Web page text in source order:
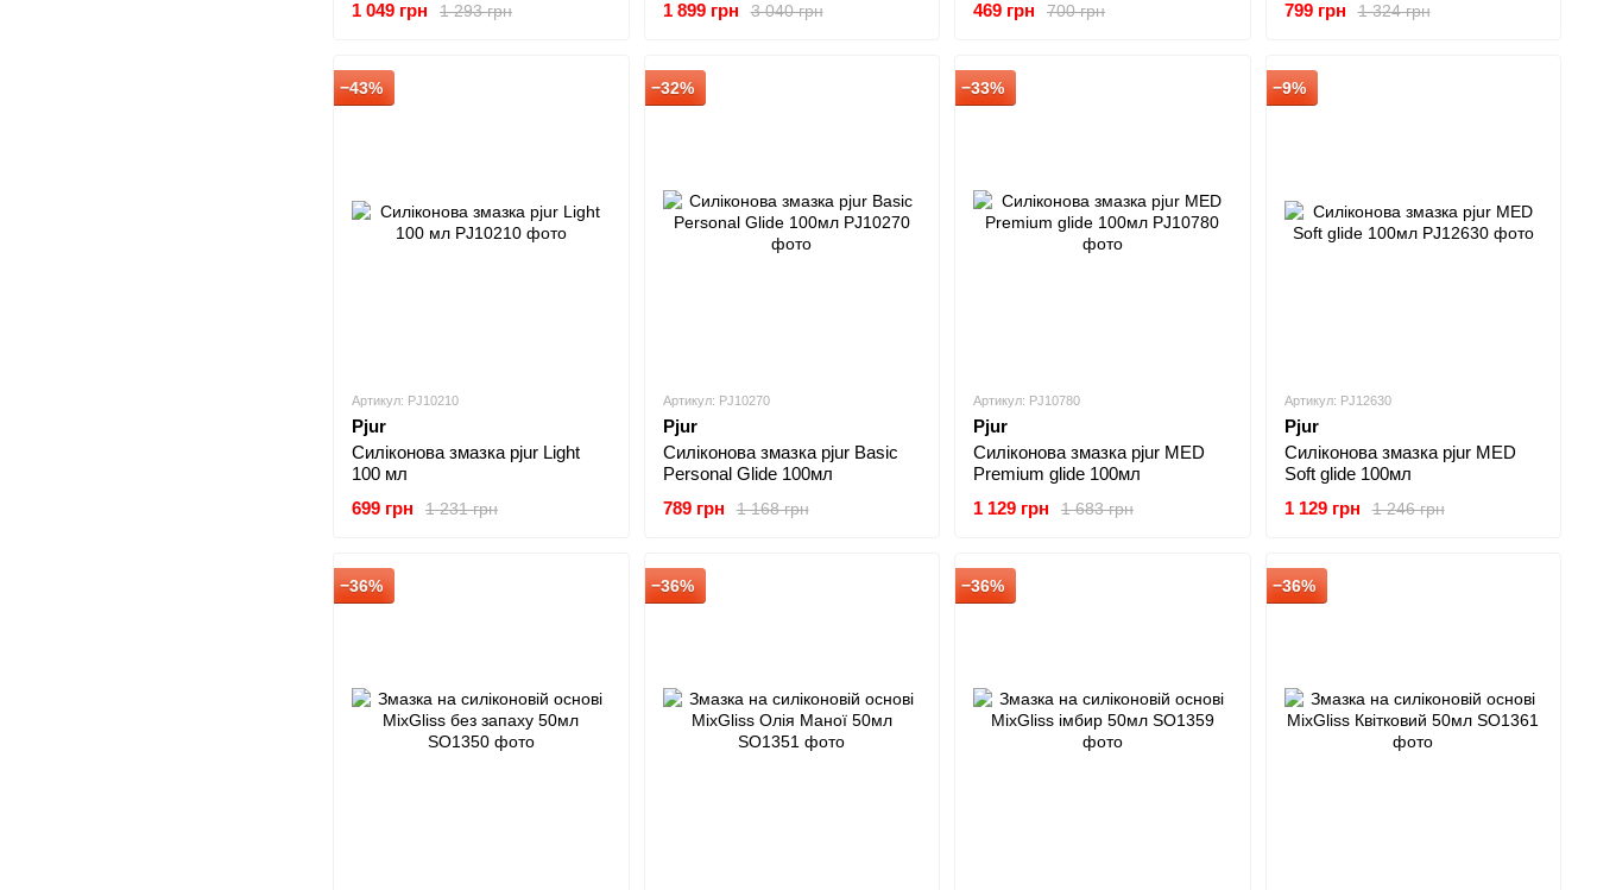
1 293 грн
1 049 грн 3 040 грн
1 899 грн 700 грн
469 грн 1 324 грн
799 грн
−43%
Артикул: PJ10210
Pjur
Силіконова змазка pjur Light
100 мл
1 231 грн
699 грн
−32%
Артикул: PJ10270
Pjur
Силіконова змазка pjur Basic
Personal Glide 100мл
1 168 грн
789 грн
−33%
Артикул: PJ10780
Pjur
Силіконова змазка pjur MED
Premium glide 100мл
1 683 грн
1 129 грн
−9%
Артикул: PJ12630
Pjur
Силіконова змазка pjur MED
Soft glide 100мл
1 246 грн
1 129 грн
−36% −36% −36% −36%